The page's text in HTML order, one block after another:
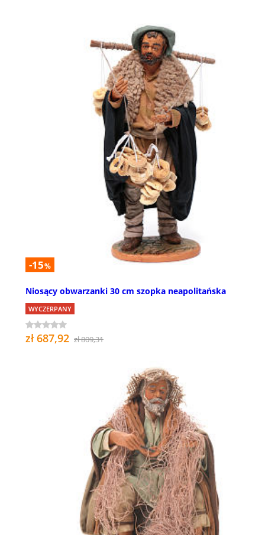
-15%
Niosący obwarzanki 30 cm szopka neapolitańska
WYCZERPANY
zł 687,92 zł 809,31